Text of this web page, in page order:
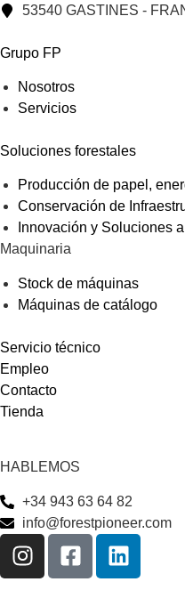
53540 GASTINES -
Grupo FP
Nosotros
Servicios
Soluciones forestales
Producción de papel,
Conservación de
Innovación y Soluciones
Maquinaria
Stock de máquinas
Máquinas de catálogo
Servicio técnico
Empleo
Contacto
Tienda
HABLEMOS
+34 943 63 64 82
info@forestpioneer.com